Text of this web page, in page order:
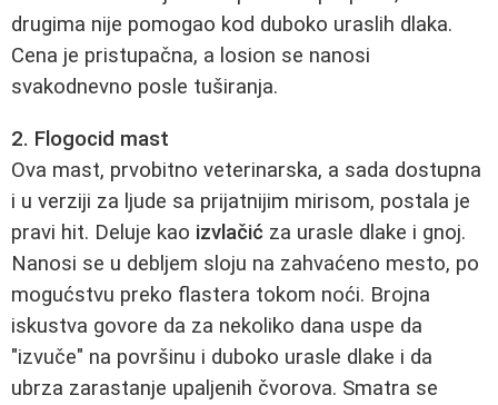
drugima nije pomogao kod duboko uraslih dlaka.
Cena je pristupačna, a losion se nanosi
svakodnevno posle tuširanja.
2. Flogocid mast
Ova mast, prvobitno veterinarska, a sada dostupna
i u verziji za ljude sa prijatnijim mirisom, postala je
pravi hit. Deluje kao izvlačić za urasle dlake i gnoj.
Nanosi se u debljem sloju na zahvaćeno mesto, po
mogućstvu preko flastera tokom noći. Brojna
iskustva govore da za nekoliko dana uspe da
"izvuče" na površinu i duboko urasle dlake i da
ubrza zarastanje upaljenih čvorova. Smatra se